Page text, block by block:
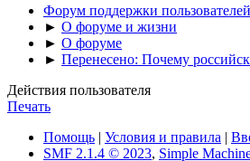
Форум поддержки
► О форуме и жизни
► О форуме
► Перенесено: Почему
Действия пользователя
Печать
Помощь | Условия и правила |
SMF 2.1.4 © 2023, Simple